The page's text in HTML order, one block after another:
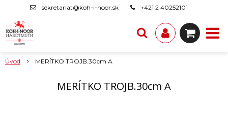
sekretariat@koh-i-noor.sk +421 2 40252101
Úvod MERÍTKO TROJB.30cm A
MERÍTKO TROJB.30cm A